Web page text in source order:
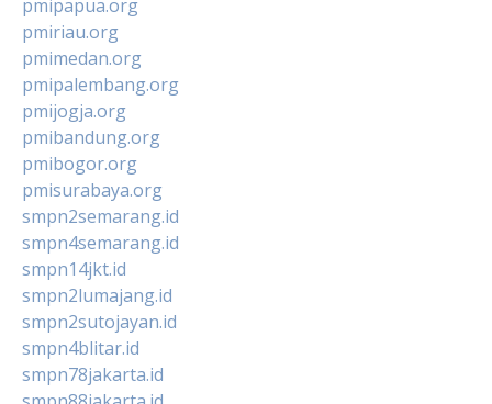
pmipapua.org
pmiriau.org
pmimedan.org
pmipalembang.org
pmijogja.org
pmibandung.org
pmibogor.org
pmisurabaya.org
smpn2semarang.id
smpn4semarang.id
smpn14jkt.id
smpn2lumajang.id
smpn2sutojayan.id
smpn4blitar.id
smpn78jakarta.id